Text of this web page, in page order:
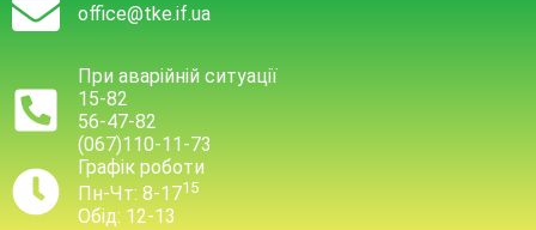
office@tke.if.ua
При аварійній ситуації
15-82
56-47-82
(067)110-11-73
Графік роботи
Пн-Чт: 8-1715
Обід: 12-13